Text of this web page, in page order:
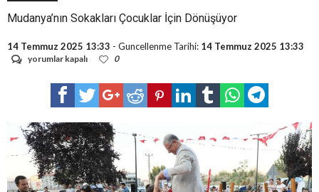
Mudanya’nın Sokakları Çocuklar İçin Dönüşüyor
14 Temmuz 2025 13:33 - Guncellenme Tarihi: 14 Temmuz 2025 13:33
Mudanya’nın
Çocuklar
Dönüşüyor
yorumlar kapalı 0